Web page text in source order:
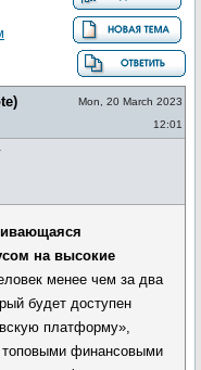
Mon, 20 March 2023
12:01
на высокие
менее чем за два
будет доступен
платформу»,
топовыми финансовыми